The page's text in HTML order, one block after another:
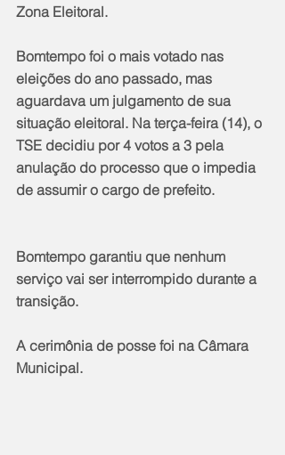
Zona Eleitoral.
Bomtempo foi o mais votado nas
eleições do ano passado, mas
aguardava um julgamento de sua
situação eleitoral. Na terça-feira (14), o
TSE decidiu por 4 votos a 3 pela
anulação do processo que o impedia
de assumir o cargo de prefeito.
Bomtempo garantiu que nenhum
serviço vai ser interrompido durante a
transição.
A cerimônia de posse foi na Câmara
Municipal.